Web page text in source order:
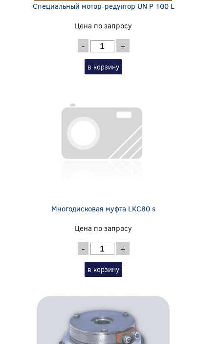
Специальный мотор-редуктор UN P 100 L
Цена по запросу
- +
в корзину
Многодисковая муфта LKC80 s
Цена по запросу
- +
в корзину